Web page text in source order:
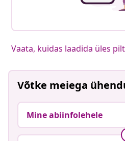
Vaata, kuidas laadida üles
Võtke meiega
Mine abiinfolehele